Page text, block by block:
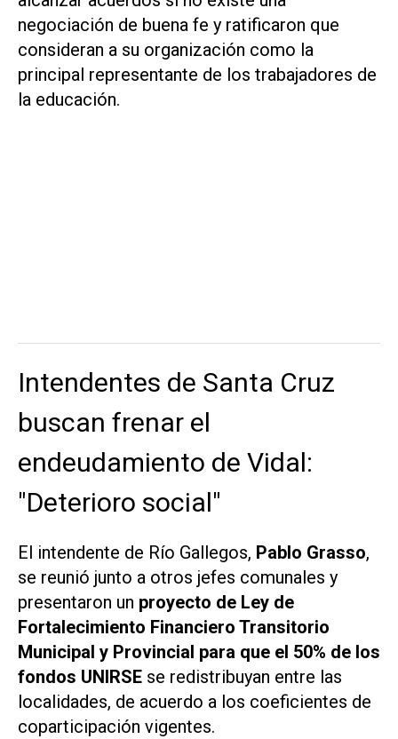
negociación de buena fe y ratificaron que
consideran a su organización como la
principal representante de los trabajadores de
la educación.
Intendentes de Santa Cruz
buscan frenar el
endeudamiento de Vidal:
"Deterioro social"
El intendente de Río Gallegos, Pablo Grasso,
se reunió junto a otros jefes comunales y
presentaron un proyecto de Ley de
Fortalecimiento Financiero Transitorio
Municipal y Provincial para que el 50% de los
fondos UNIRSE se redistribuyan entre las
localidades, de acuerdo a los coeficientes de
coparticipación vigentes.